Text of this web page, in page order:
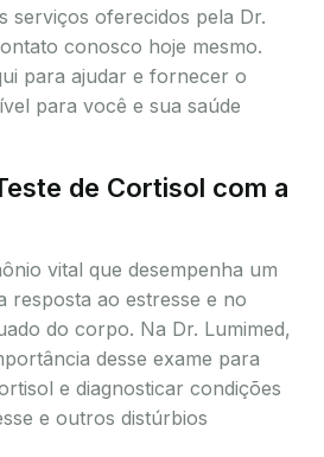
serviços oferecidos pela Dr.
conosco hoje mesmo.
para ajudar e fornecer o
para você e sua saúde
de Cortisol com a
vital que desempenha um
resposta ao estresse e no
do corpo. Na Dr. Lumimed,
desse exame para
e diagnosticar condições
e outros distúrbios